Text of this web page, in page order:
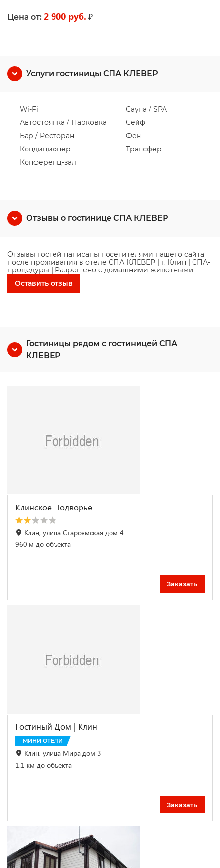
Цена от: 2 900 руб. ₽
Услуги гостиницы СПА КЛЕВЕР
Wi-Fi
Автостоянка / Парковка
Бар / Ресторан
Кондиционер
Конференц-зал
Сауна / SPA
Сейф
Фен
Трансфер
Отзывы о гостинице СПА КЛЕВЕР
Отзывы гостей написаны посетителями нашего сайта
после проживания в отеле СПА КЛЕВЕР | г. Клин | СПА-
процедуры | Разрешено с домашними животными
Оставить отзыв
Гостиницы рядом с гостиницей СПА
КЛЕВЕР
Клинское Подворье
Клин, улица Староямская дом 4
960 м до объекта
Заказать
Гостиный Дом | Клин
МИНИ ОТЕЛИ
Клин, улица Мира дом 3
1.1 км до объекта
Заказать